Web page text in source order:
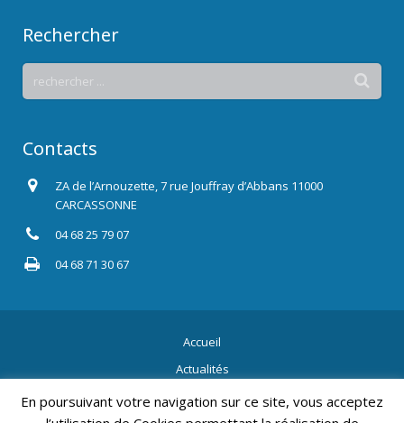
Rechercher
Contacts
ZA de l’Arnouzette, 7 rue Jouffray d’Abbans 11000
CARCASSONNE
04 68 25 79 07
04 68 71 30 67
Accueil
Actualités
Contact
En poursuivant votre navigation sur ce site, vous acceptez